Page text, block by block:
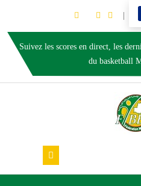
Suivez les scores en direct, les
du basketball